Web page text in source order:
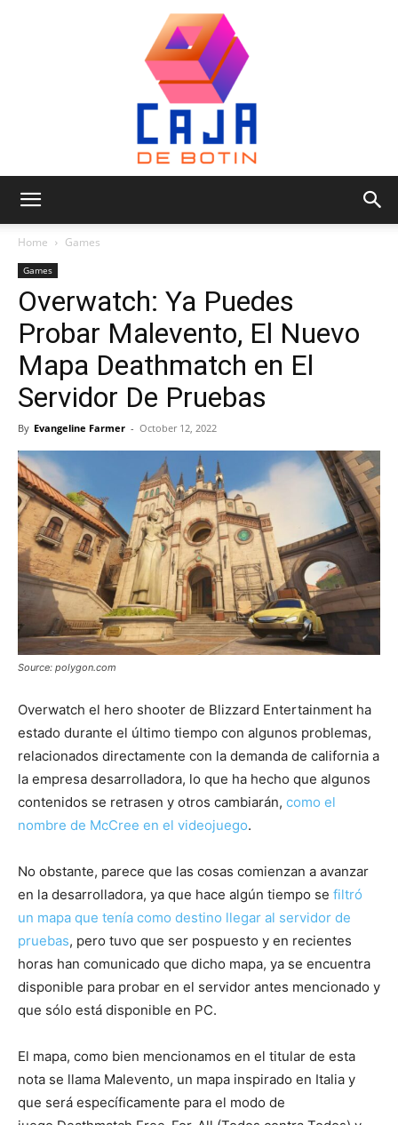
de
Botin
Home Games
Games
Overwatch: Ya Puedes
Probar Malevento, El Nuevo
Mapa Deathmatch en El
Servidor De Pruebas
By Evangeline Farmer - October 12, 2022
Source: polygon.com
Overwatch el hero shooter de Blizzard Entertainment ha
estado durante el último tiempo con algunos problemas,
relacionados directamente con la demanda de california a
la empresa desarrolladora, lo que ha hecho que algunos
contenidos se retrasen y otros cambiarán, como el
nombre de McCree en el videojuego.
No obstante, parece que las cosas comienzan a avanzar
en la desarrolladora, ya que hace algún tiempo se filtró
un mapa que tenía como destino llegar al servidor de
pruebas, pero tuvo que ser pospuesto y en recientes
horas han comunicado que dicho mapa, ya se encuentra
disponible para probar en el servidor antes mencionado y
que sólo está disponible en PC.
El mapa, como bien mencionamos en el titular de esta
nota se llama Malevento, un mapa inspirado en Italia y
que será específicamente para el modo de